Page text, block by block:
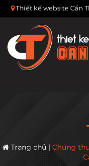
Thiết kế website Cần
Trang chủ | Chứng